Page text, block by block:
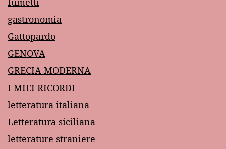
gastronomia
Gattopardo
GENOVA
GRECIA MODERNA
I MIEI RICORDI
letteratura italiana
Letteratura siciliana
letterature straniere